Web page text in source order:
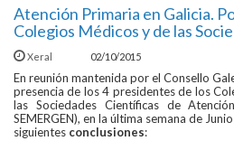
Atención Primaria en Galicia.
Colegios Médicos y de las
Xeral 02/10/2015
En reunión mantenida por el Consello
presencia de los 4 presidentes de los
las Sociedades Científicas de
SEMERGEN), en la última semana de
siguientes conclusiones: